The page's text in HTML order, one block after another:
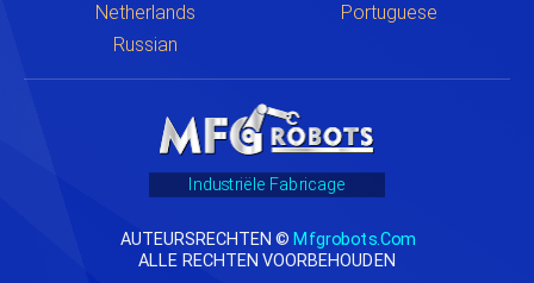
Netherlands
Portuguese
Russian
Industriële Fabricage
AUTEURSRECHTEN ©Mfgrobots.com
ALLE RECHTEN VOORBEHOUDEN